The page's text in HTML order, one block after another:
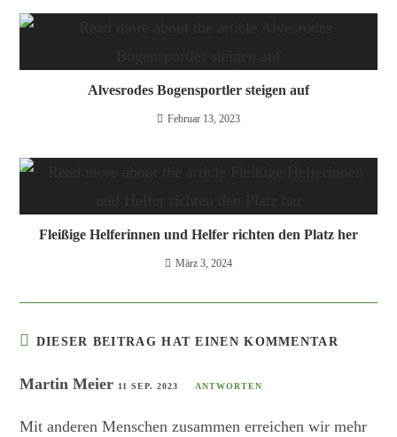
Alvesrodes Bogensportler steigen auf
Februar 13, 2023
Fleißige Helferinnen und Helfer richten den Platz her
März 3, 2024
DIESER BEITRAG HAT EINEN KOMMENTAR
Martin Meier 11 SEP. 2023 ANTWORTEN
Mit anderen Menschen zusammen erreichen wir mehr